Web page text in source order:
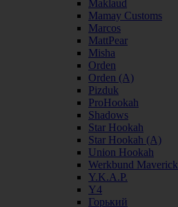
Maklaud
Mamay Customs
Marcos
MattPear
Misha
Orden
Orden (А)
Pizduk
ProHookah
Shadows
Star Hookah
Star Hookah (А)
Union Hookah
Werkbund Maverick
Y.K.A.P.
Y4
Горький